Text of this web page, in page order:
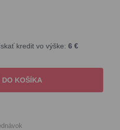
kredit vo výške: 6 €
DO KOŠÍKA